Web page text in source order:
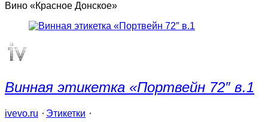
Вино «Красное Донское»
Винная этикетка «Портвейн 72″ в.1
ivevo.ru ⋅ Этикетки ⋅